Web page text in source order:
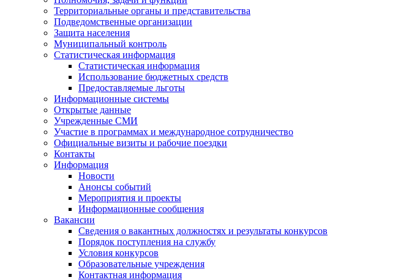
Территориальные органы и представительства
Подведомственные организации
Защита населения
Муниципальный контроль
Статистическая информация
Статистическая информация
Использование бюджетных средств
Предоставляемые льготы
Информационные системы
Открытые данные
Учрежденные СМИ
Участие в программах и международное сотрудничество
Официальные визиты и рабочие поездки
Контакты
Информация
Новости
Анонсы событий
Мероприятия и проекты
Информационные сообщения
Вакансии
Сведения о вакантных должностях и результаты конкурсов
Порядок поступления на службу
Условия конкурсов
Образовательные учреждения
Контактная информация